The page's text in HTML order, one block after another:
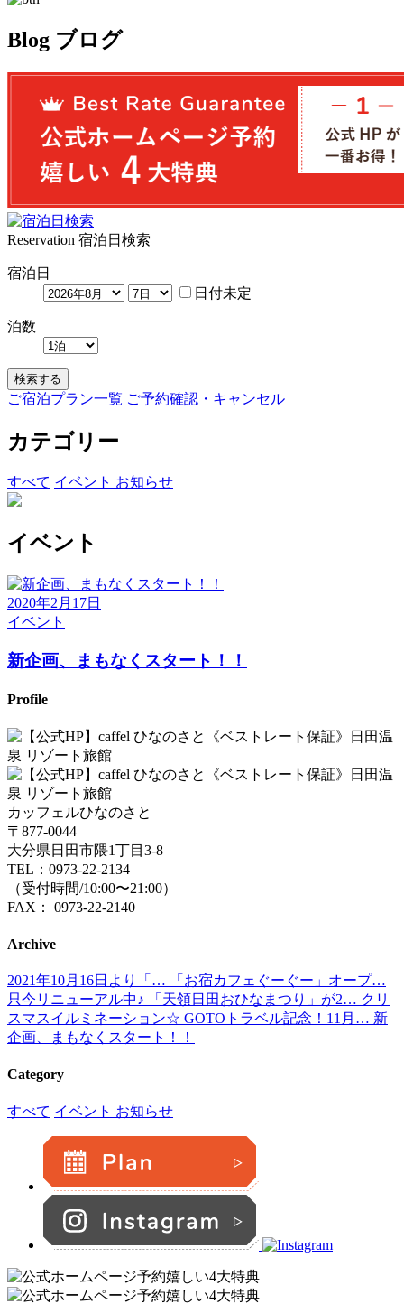
Blog ブログ
Reservation 宿泊日検索
宿泊日
日付未定
泊数
検索する
ご宿泊プラン一覧 ご予約確認・キャンセル
カテゴリー
すべて イベント お知らせ
イベント
2020年2月17日
イベント
新企画、まもなくスタート！！
Profile
カッフェルひなのさと
〒877-0044
大分県日田市隈1丁目3-8
TEL：0973-22-2134
（受付時間/10:00〜21:00）
FAX： 0973-22-2140
Archive
2021年10月16日より「…
「お宿カフェぐーぐー」オープ…
只今リニューアル中♪
「天領日田おひなまつり」が2… クリ
スマスイルミネーション☆ GOTOトラベル記念！11月… 新
企画、まもなくスタート！！
Category
すべて イベント お知らせ